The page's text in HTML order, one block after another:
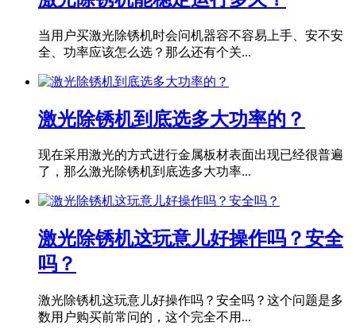
当用户买激光除锈机时会问机器容不容易上手、安不安
全、功率应该怎么选？那么还有个关...
激光除锈机到底选多大功率的？
现在采用激光的方式进行金属板材表面出现已经很普遍
了，那么激光除锈机到底选多大功率...
激光除锈机这玩意儿好操作吗？安全
吗？
激光除锈机这玩意儿好操作吗？安全吗？这个问题是多
数用户购买前常问的，这个完全不用...